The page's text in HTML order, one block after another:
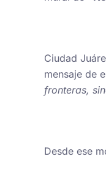
Ciudad
mensaje de
fronteras,
Desde ese